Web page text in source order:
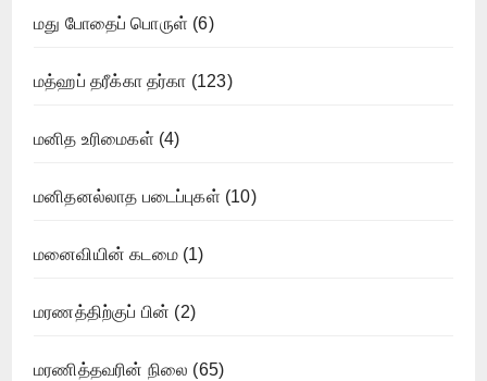
மது போதைப் பொருள் (6)
மத்ஹப் தரீக்கா தர்கா (123)
மனித உரிமைகள் (4)
மனிதனல்லாத படைப்புகள் (10)
மனைவியின் கடமை(1)
மரணத்திற்குப் பின் (2)
மரணித்தவரின் நிலை (65)